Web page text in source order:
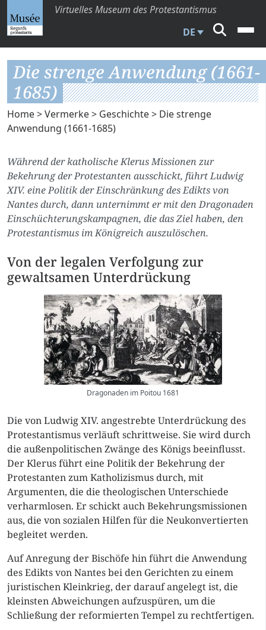
Virtuelles Museum des Protestantismus
DE
Die strenge Anwendung (1661-
1685)
Home>Vermerke> Geschichte> Die strenge
Anwendung (1661-1685)
Während der katholische Klerus Missionen zur
Bekehrung der Protestanten ausschickt, führt Ludwig
XIV. eine Politik der Einschränkung des Edikts von
Nantes durch, dann unternimmt er mit den Dragonaden
Einschüchterungskampagnen, die das Ziel haben, den
Protestantismus im Königreich auszulöschen.
Von der legalen Verfolgung zur
gewaltsamen Unterdrückung
Dragonaden im Poitou 1681
Die von Ludwig XIV. angestrebte Unterdrückung des
Protestantismus verläuft schrittweise. Sie wird durch
die außenpolitischen Zwänge des Königs beeinflusst.
Der Klerus führt eine Politik der Bekehrung der
Protestanten zum Katholizismus durch, mit
Argumenten, die die theologischen Unterschiede
verharmlosen. Er schickt auch Bekehrungsmissionen
aus, die von sozialen Hilfen für die Neukonvertierten
begleitet werden.
Auf Anregung der Bischöfe hin führt die Anwendung
des Edikts von Nantes bei den Gerichten zu einem
juristischen Kleinkrieg, der darauf angelegt ist, die
kleinsten Abweichungen aufzuspüren, um die
Schließung der reformierten Tempel zu rechtfertigen.